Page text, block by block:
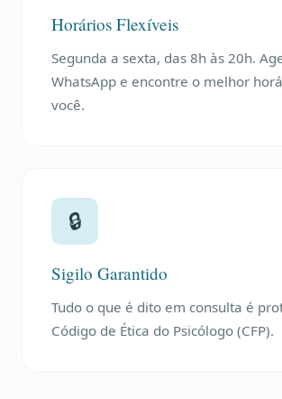
Horários Flexíveis
Segunda a sexta, das 8h às 20h.
WhatsApp e encontre o melhor
você.
🔒
Sigilo Garantido
Tudo o que é dito em consulta é
Código de Ética do Psicólogo (CFP).